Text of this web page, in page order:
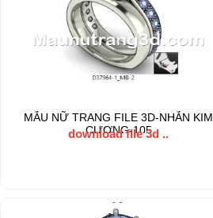
MẪU NỮ TRANG FILE 3D-NHẪN KIM
CƯƠNG-105
download file 3d ..